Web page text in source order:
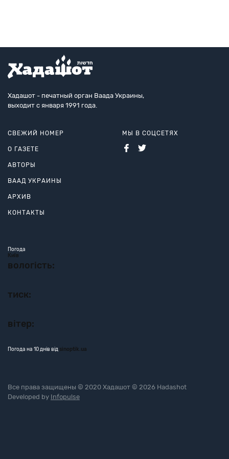
Хадашот - печатный орган Ваада Украины,
выходит с января 1991 года.
СВЕЖИЙ НОМЕР
О ГАЗЕТЕ
АВТОРЫ
ВААД УКРАИНЫ
АРХИВ
КОНТАКТЫ
МЫ В СОЦСЕТЯХ
Погода
Київ
вологість:
тиск:
вітер:
Погода на 10 днів від sinoptik.ua
Все права защищены © 2020 Хадашот © 2026 Hadashot
Developed by Infopulse